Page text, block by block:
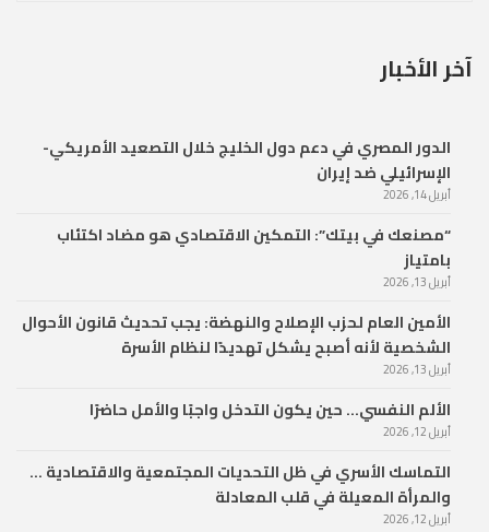
آخر الأخبار
الدور المصري في دعم دول الخليج خلال التصعيد الأمريكي-
الإسرائيلي ضد إيران
أبريل 14, 2026
“مصنعك في بيتك”: التمكين الاقتصادي هو مضاد اكتئاب
بامتياز
أبريل 13, 2026
الأمين العام لحزب الإصلاح والنهضة: يجب تحديث قانون الأحوال
الشخصية لأنه أصبح يشكل تهديدًا لنظام الأسرة
أبريل 13, 2026
الألم النفسي… حين يكون التدخل واجبًا والأمل حاضرًا
أبريل 12, 2026
التماسك الأسري في ظل التحديات المجتمعية والاقتصادية …
والمرأة المعيلة في قلب المعادلة
أبريل 12, 2026